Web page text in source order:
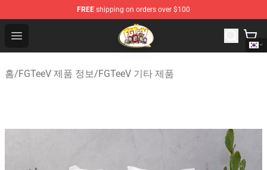
FREE shipping on orders over $100
Open menu
FGTeeV Store - Official FGTeeV Merchandise Shop
홈/FGTeeV 제품 정보/FGTeeV 기타 제품